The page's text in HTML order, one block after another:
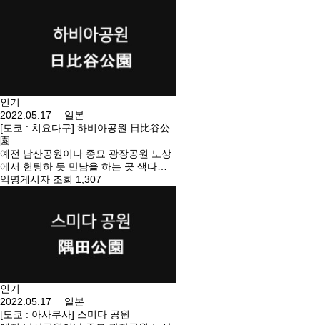
선・죠반선)에서 도보 10분 주소 : 도쿄
도 아다치구 히가시 아야세 3-4 주소 :
東京都足立区東綾瀬3-4
인기
2022.05.17 일본
[도쿄 : 치요다구] 하비아공원 日比谷公
園
예전 남산공원이나 종묘 광장공원 노상
에서 헌팅하 듯 만남을 하는 곳 색다른
경험을 해보고 싶으시다면 방문해 보세
선・히비야선・미타선) A10 출구에서
원 1 주소 : 東京都千代田区日比谷公園1
익명게시자 조회 1,307
인기
2022.05.17 일본
[도쿄 : 아사쿠사] 스미다 공원